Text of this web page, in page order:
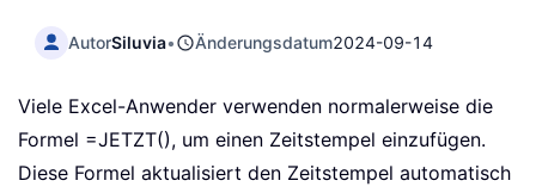
AutorSiluvia• Änderungsdatum2024-09-14
Viele Excel-Anwender verwenden normalerweise die
Formel =JETZT(), um einen Zeitstempel einzufügen.
Diese Formel aktualisiert den Zeitstempel automatisch